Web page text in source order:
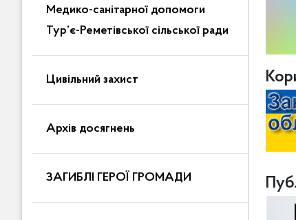
Медико-санітарної допомоги
Тур’є-Реметівської сільської ради
Цивільний захист
Архів досягнень
ЗАГИБЛІ ГЕРОЇ ГРОМАДИ